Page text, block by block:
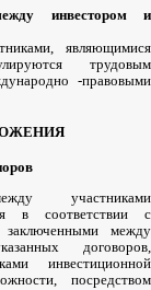
инвестором
и
,являющимися
трудовым
-правовыми
участниками
в соответствии
с
заключенными
между
договоров,
инвестиционной
, посредством